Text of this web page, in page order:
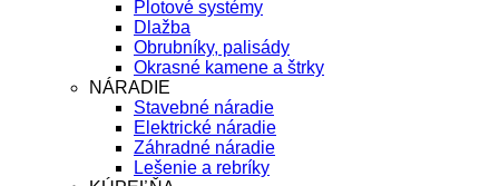
Plotové systémy
Dlažba
Obrubníky, palisády
Okrasné kamene a štrky
NÁRADIE
Stavebné náradie
Elektrické náradie
Záhradné náradie
Lešenie a rebríky